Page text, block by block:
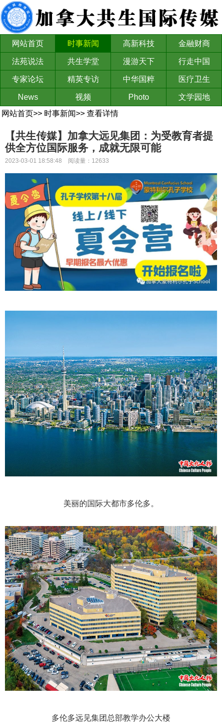
网站首页 时事新闻 高新科技 金融财商
法苑说法 共生学堂 漫游天下 行走中国
专家论坛 精英专访 中华国粹 医疗卫生
News 视频 Photo
文学园地
网站首页>> 时事新闻>> 查看详情
【共生传媒】加拿大远见集团：为受教育者提
供全方位国际服务，成就无限可能
2023-03-01 18:58:48 阅读量：12633
美丽的国际大都市多伦多。
多伦多远见集团总部教学办公大楼